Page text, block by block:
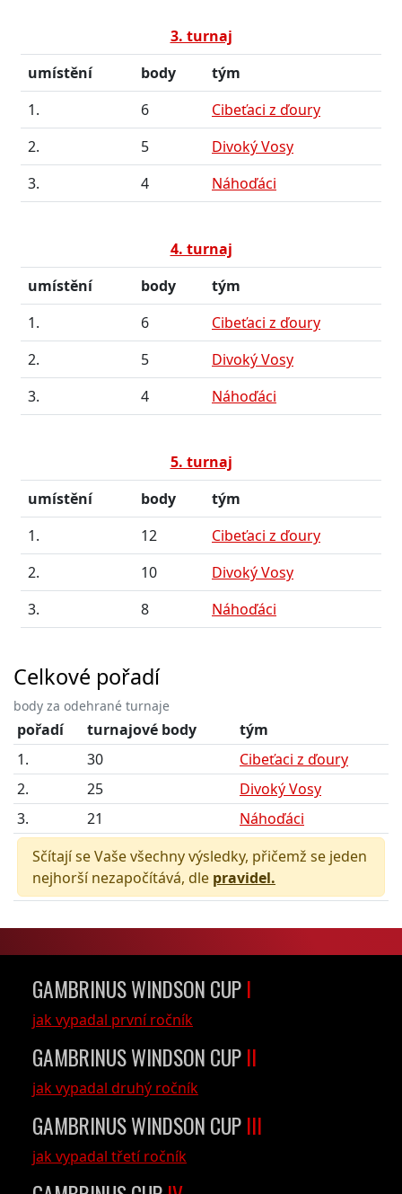
3. turnaj
umístění
body
tým
1.
6
Cibeťaci z ďoury
2.
5
Divoký Vosy
3.
4 Náhoďáci
4. turnaj
umístění
body
tým
1.
6
Cibeťaci z ďoury
2.
5
Divoký Vosy
3.
4 Náhoďáci
5. turnaj
umístění
body
tým
1.
12
Cibeťaci z ďoury
2.
10
Divoký Vosy
3.
8 Náhoďáci
Celkové pořadí
body za odehrané turnaje
pořadí turnajové body
tým
1.
30
Cibeťaci z ďoury
2.
25
Divoký Vosy
3.
21
Náhoďáci
Sčítají se Vaše všechny výsledky, přičemž se jeden
nejhorší nezapočítává, dle pravidel.
GAMBRINUS WINDSON CUP I
jak vypadal první ročník
GAMBRINUS WINDSON CUP II
jak vypadal druhý ročník
GAMBRINUS WINDSON CUP III
jak vypadal třetí ročník